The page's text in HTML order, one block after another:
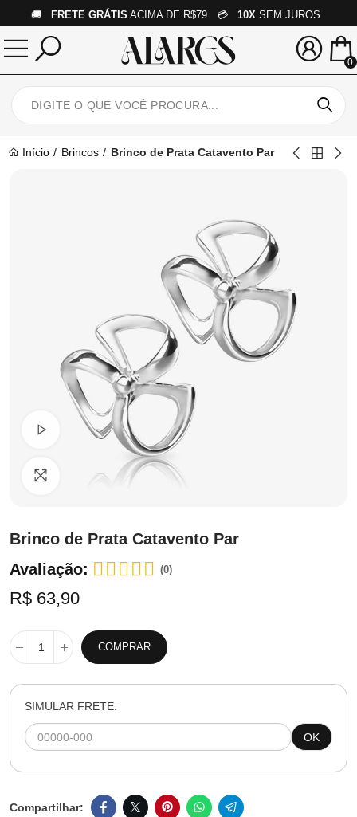
🚚 FRETE GRÁTIS ACIMA DE R$79 💳 10X SEM JUROS
0
Início Brincos Brinco de Prata Catavento Par
Ver Vídeo
Clique para ampliar
Brinco de Prata Catavento Par
Avaliação:
(0)
R$ 63,90
COMPRAR
SIMULAR FRETE:
OK